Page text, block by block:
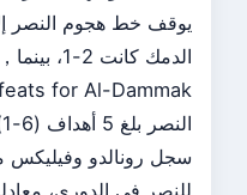
يوقف خط هجوم النصر إلا
النصر بلغ 5 أهداف (6-1).